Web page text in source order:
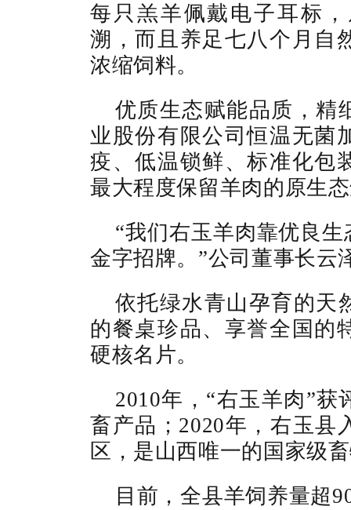
每只羔羊佩戴电子耳标
溯，而且养足七八个月自
浓缩饲料。
优质生态赋能品质，精
业股份有限公司恒温无菌
疫、低温锁鲜、标准化包
最大程度保留羊肉的原生
“我们右玉羊肉靠优良
金字招牌。”公司董事长云
依托绿水青山孕育的天
的餐桌珍品、享誉全国的
硬核名片。
2010年，“右玉羊肉”
畜产品；2020年，右玉县
区，是山西唯一的国家级
目前，全县羊饲养量超